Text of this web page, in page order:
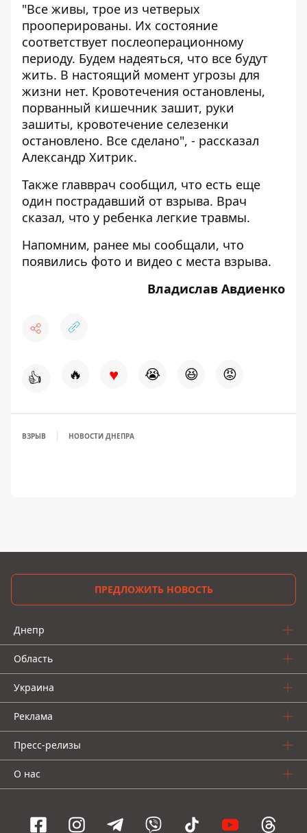
"Все живы, трое из четверых
прооперированы. Их состояние
соответствует послеоперационному
периоду. Будем надеяться, что все будут
жить. В настоящий момент угрозы для
жизни нет. Кровотечения остановлены,
порванный кишечник зашит, руки
зашиты, кровотечение селезенки
остановлено. Все сделано", - рассказал
Александр Хитрик.
Также главврач сообщил, что есть еще
один пострадавший от взрыва. Врач
сказал, что у ребенка легкие травмы.
Напомним, ранее мы сообщали, что
появились фото и видео с места взрыва.
Владислав Авдиенко
👍 🔥 ♥ 😭 😆 😡
ВЗРЫВ НОВОСТИ ДНЕПРА
ПРЕДЛОЖИТЬ НОВОСТЬ
Днепр
Область
Украина
Реклама
Пресс-релизы
О нас